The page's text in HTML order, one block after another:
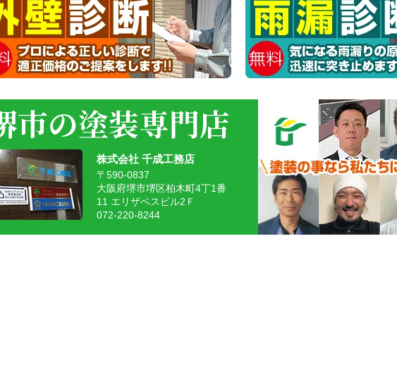
株式会社 千成工務店
〒590-0837
大阪府堺市堺区柏木町4丁1番
11 エリザベスビル2Ｆ
072-220-8244